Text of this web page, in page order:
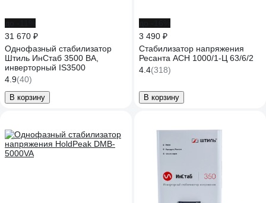
31 670 ₽
Однофазный стабилизатор
Штиль ИнСтаб 3500 ВА,
инверторный IS3500
4.9(40)
В корзину
3 490 ₽
Стабилизатор напряжения
Ресанта АСН 1000/1-Ц 63/6/2
4.4(318)
В корзину